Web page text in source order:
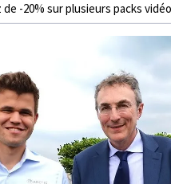
-20% sur plusieurs packs